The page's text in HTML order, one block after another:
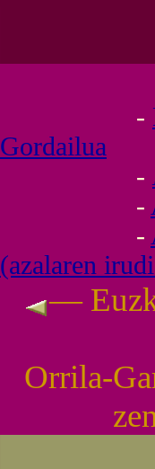
-
Gordailua
-
-
-
(azalaren
—
Orrila-